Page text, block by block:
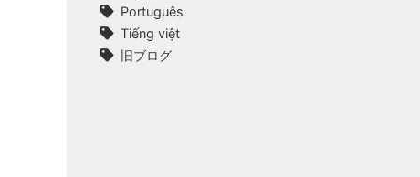
Português
Tiếng việt
旧ブログ